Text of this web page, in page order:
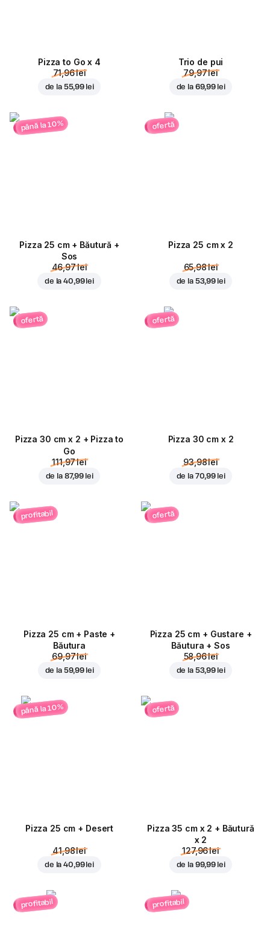
Pizza to Go x 4
71,96 lei
de la 55,99 lei
Trio de pui
79,97 lei
de la 69,99 lei
până la 10%
Pizza 25 cm + Băutură +
Sos
46,97 lei
de la40,99 lei
ofertă
Pizza 25 cm x 2
65,98 lei
de la 53,99 lei
ofertă
Pizza 30 cm x 2 + Pizza to
Go
111,97 lei
de la 87,99 lei
ofertă
Pizza 30 cm x 2
93,98 lei
de la 70,99 lei
profitabil
Pizza 25 cm + Paste +
Băutura
69,97 lei
de la 59,99 lei
ofertă
Pizza 25 cm + Gustare +
Băutura + Sos
58,96 lei
de la 53,99 lei
până la 10%
Pizza 25 cm + Desert
41,98 lei
de la40,99 lei
ofertă
Pizza 35 cm x 2 + Băutură
x 2
127,96 lei
de la 99,99 lei
profitabil profitabil